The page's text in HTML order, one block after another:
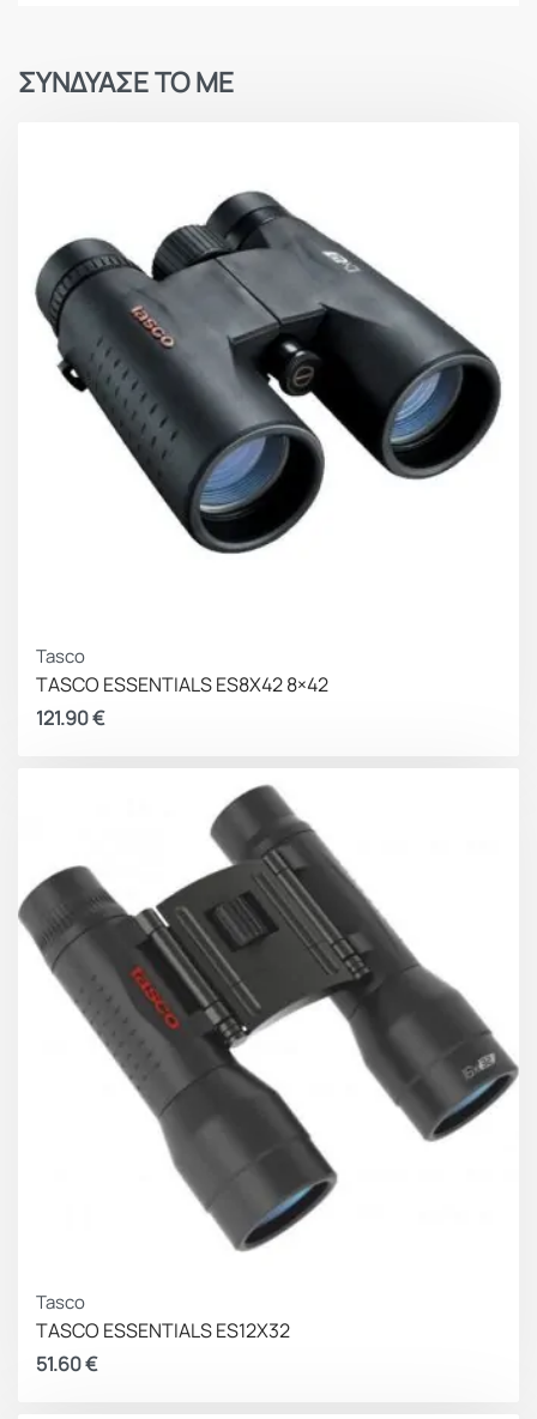
ΣΥΝΔΥΑΣΕ ΤΟ ΜΕ
Tasco
TASCO ESSENTIALS ES8X42 8×42
121.90€
Tasco
TASCO ESSENTIALS ES12X32
51.60€